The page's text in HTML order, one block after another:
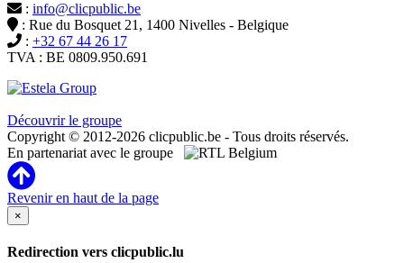
: info@clicpublic.be
: Rue du Bosquet 21, 1400 Nivelles - Belgique
: +32 67 44 26 17
TVA : BE 0809.950.691
Découvrir le groupe
Copyright © 2012-2026 clicpublic.be - Tous droits réservés.
En partenariat avec le groupe
Revenir en haut de la page
×
Redirection vers clicpublic.lu